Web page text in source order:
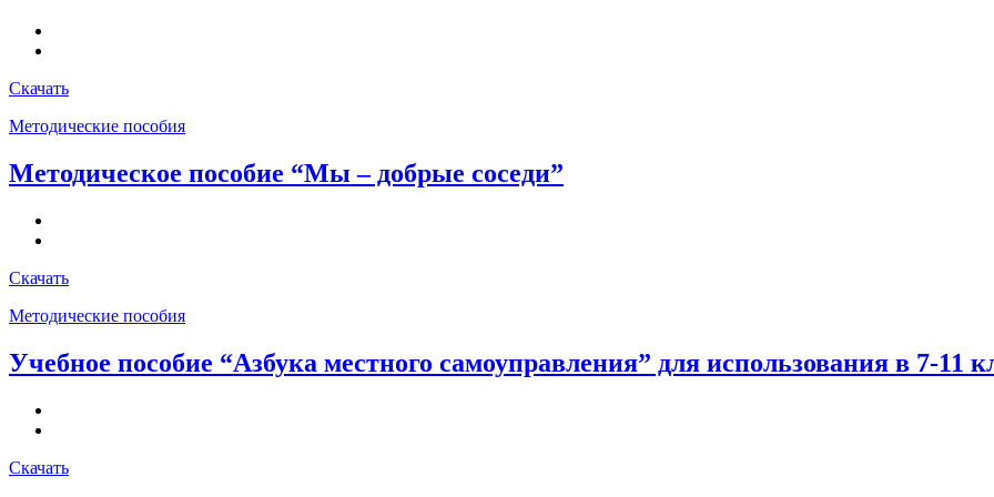
Скачать
Методические пособия
Методическое пособие “Мы – добрые соседи”
Скачать
Методические пособия
Учебное пособие “Азбука местного самоуправления” для использования в 7-11
Скачать